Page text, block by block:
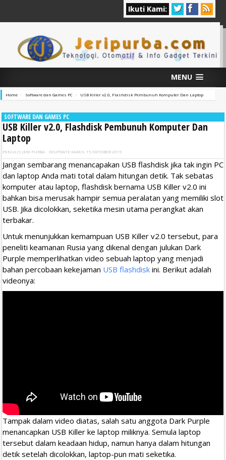
Ikuti Kami:
MENU
Home Software dan Games PC USB Killer v2.0, Flashdisk Pembunuh Komputer Dan Laptop
SOFTWARE DAN GAMES PC
USB Killer v2.0, Flashdisk Pembunuh Komputer Dan
Laptop
PENULIS JERI PURBA DIUPDATE KAMIS, 15 OKTOBER 2015
Jangan sembarang menancapakan USB flashdisk jika tak ingin PC
dan laptop Anda mati total dalam hitungan detik. Tak sebatas
komputer atau laptop, flashdisk bernama USB Killer v2.0 ini
bahkan bisa merusak hampir semua peralatan yang memiliki slot
USB. Jika dicolokkan, seketika mesin utama perangkat akan
terbakar.
Untuk menunjukkan kemampuan USB Killer v2.0 tersebut, para
peneliti keamanan Rusia yang dikenal dengan julukan Dark
Purple memperlihatkan video sebuah laptop yang menjadi
bahan percobaan kekejaman USB flashdisk ini. Berikut adalah
videonya:
Tampak dalam video diatas, salah satu anggota Dark Purple
menancapkan USB Killer ke laptop miliknya. Semula laptop
tersebut dalam keadaan hidup, namun hanya dalam hitungan
detik setelah dicolokkan, laptop-pun mati seketika.